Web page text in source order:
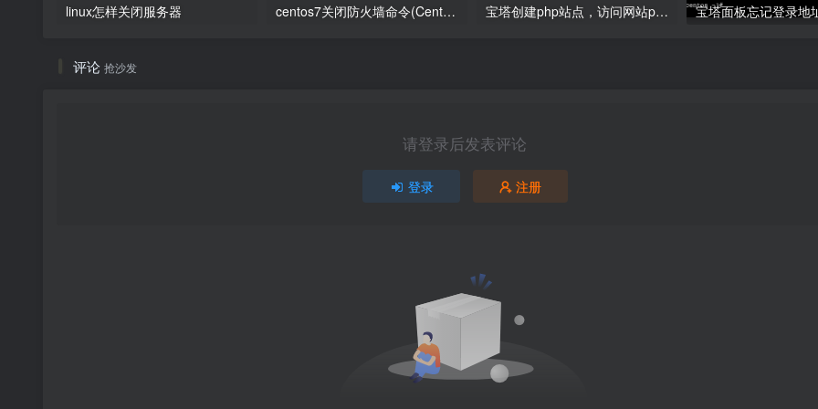
linux怎样关闭服务器 centos7关闭防火墙命令(Centos7防火墙关闭步骤解析) 宝塔创建php站点，访问网站php代码不执行变成下载的解决方案
评论 抢沙发
请登录后发表评论
登录 注册